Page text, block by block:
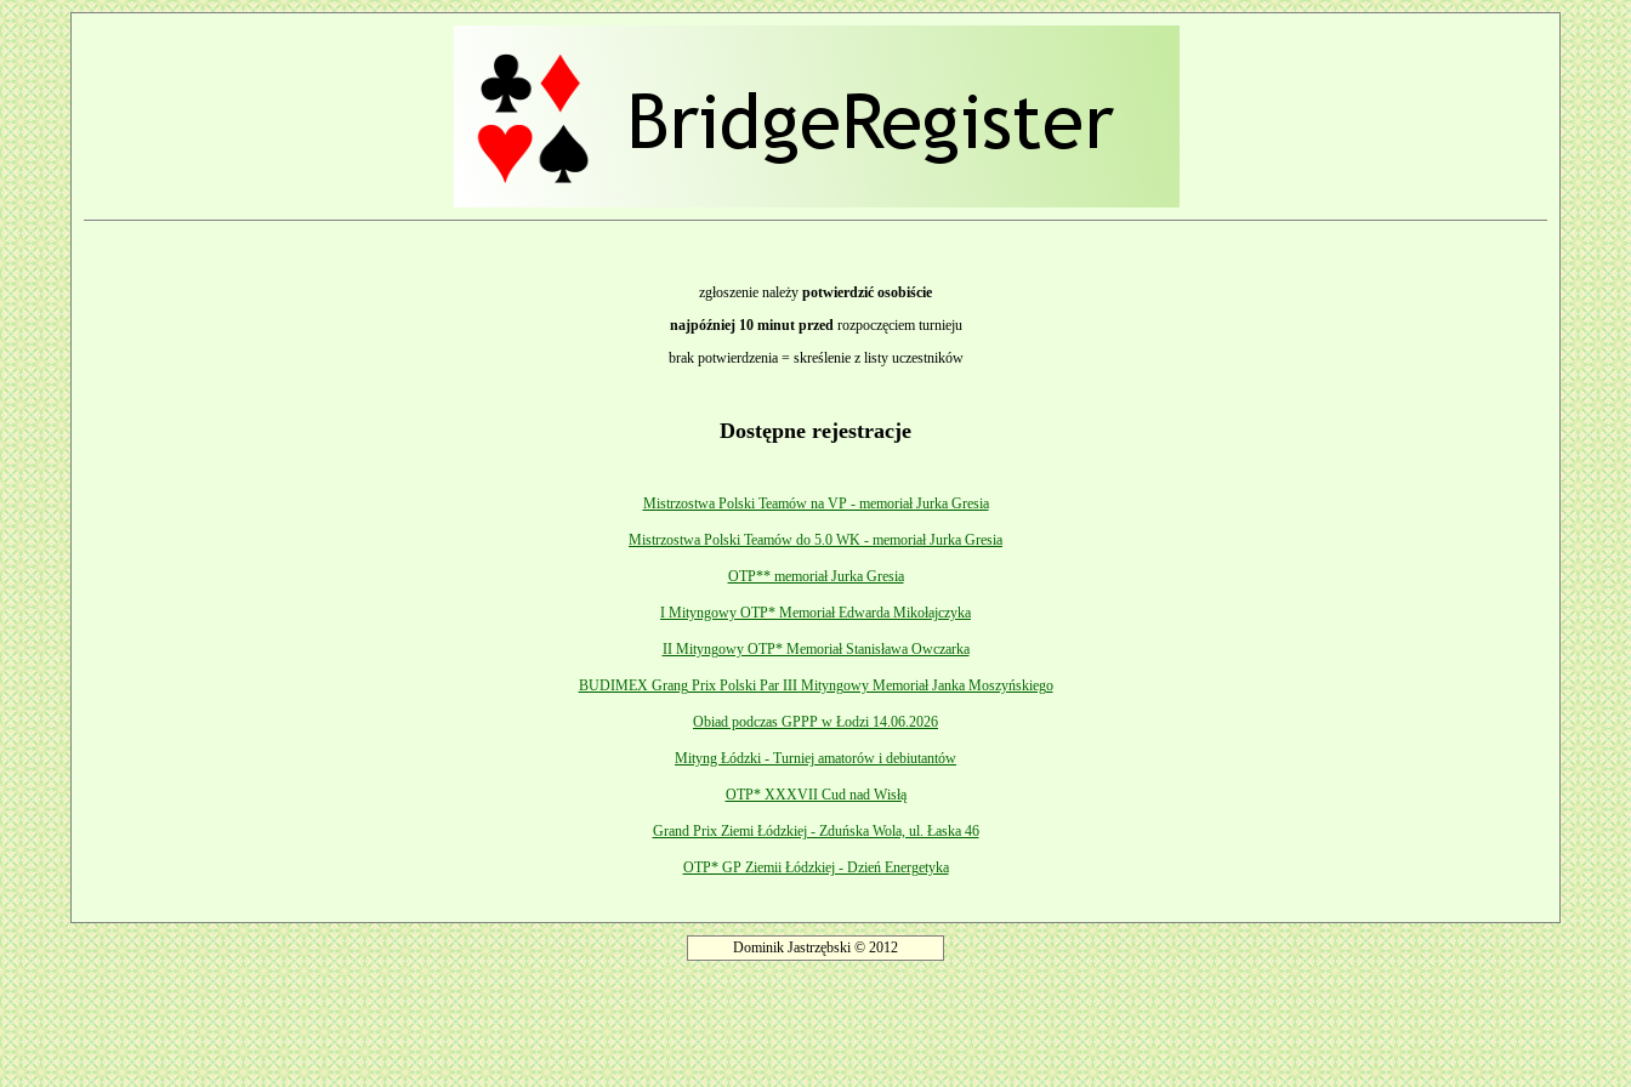
zgłoszenie należy potwierdzić osobiście
najpóźniej 10 minut przed rozpoczęciem turnieju
brak potwierdzenia = skreślenie z listy uczestników
Dostępne rejestracje
Mistrzostwa Polski Teamów na VP - memoriał Jurka Gresia
Mistrzostwa Polski Teamów do 5.0 WK - memoriał Jurka Gresia
OTP** memoriał Jurka Gresia
I Mityngowy OTP* Memoriał Edwarda Mikołajczyka
II Mityngowy OTP* Memoriał Stanisława Owczarka
BUDIMEX Grang Prix Polski Par III Mityngowy Memoriał Janka Moszyńskiego
Obiad podczas GPPP w Łodzi 14.06.2026
Mityng Łódzki - Turniej amatorów i debiutantów
OTP* XXXVII Cud nad Wisłą
Grand Prix Ziemi Łódzkiej - Zduńska Wola, ul. Łaska 46
OTP* GP Ziemii Łódzkiej - Dzień Energetyka
Dominik Jastrzębski © 2012